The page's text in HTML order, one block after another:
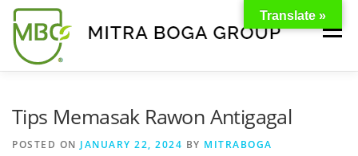
Menu
Tips Memasak Rawon Antigagal
POSTED ON JANUARY 22, 2024 BY MITRABOGA
Translate »